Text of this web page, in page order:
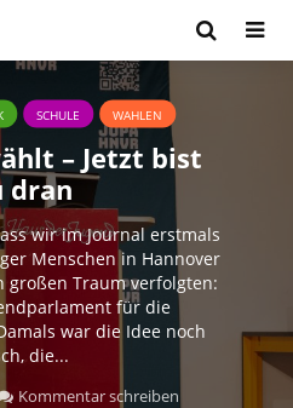
SCHULE WAHLEN
– Jetzt bist
dran
wir im Journal erstmals
Menschen in Hannover
großen Traum verfolgten:
für die
war die Idee noch
die...
Kommentar schreiben